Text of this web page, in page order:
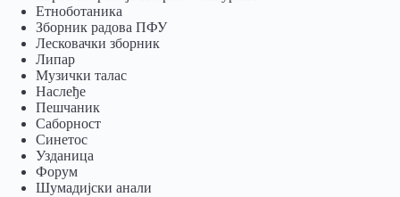
Eтноботаника
Зборник радова ПФУ
Лесковачки зборник
Липар
Музички талас
Наслеђе
Пешчаник
Саборност
Синетос
Узданица
Форум
Шумадијски анали